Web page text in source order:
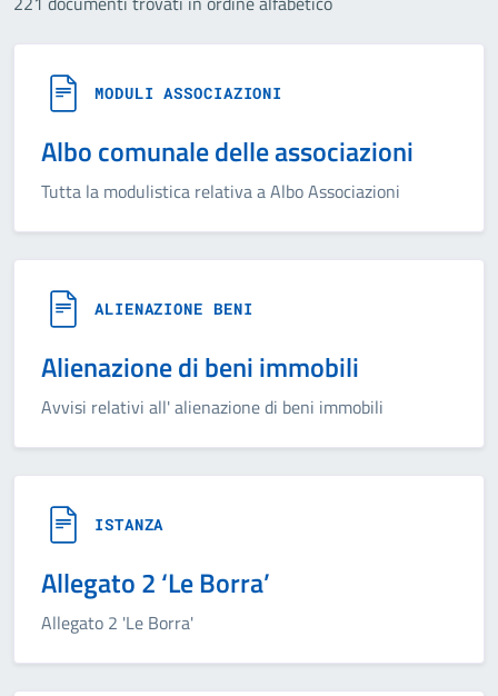
MODULI ASSOCIAZIONI
Albo comunale delle associazioni
Tutta la modulistica relativa a Albo Associazioni
ALIENAZIONE BENI
Alienazione di beni immobili
Avvisi relativi all' alienazione di beni immobili
ISTANZA
Allegato 2 ‘Le Borra’
Allegato 2 'Le Borra'